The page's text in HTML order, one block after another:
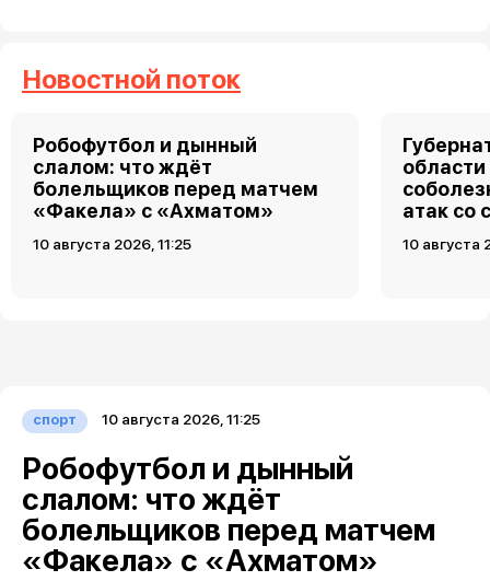
Новостной поток
Робофутбол и дынный
слалом: что ждёт
болельщиков перед матчем
«Факела» с «Ахматом»
10 августа 2026, 11:25
атак со
10 августа
спорт 10 августа 2026, 11:25
Робофутбол и дынный
слалом: что ждёт
болельщиков перед матчем
«Факела» с «Ахматом»